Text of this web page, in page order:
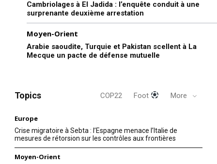
Cambriolages à El Jadida : l’enquête conduit à une
surprenante deuxième arrestation
Moyen-Orient
Arabie saoudite, Turquie et Pakistan scellent à La
Mecque un pacte de défense mutuelle
Topics COP22 Foot More
Europe
Crise migratoire à Sebta : l’Espagne menace l’Italie de
mesures de rétorsion sur les contrôles aux frontières
Moyen-Orient